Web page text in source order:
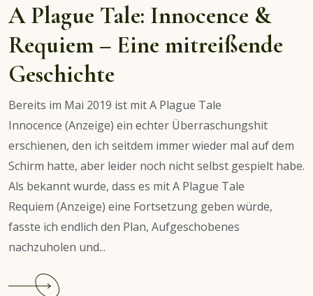
A Plague Tale: Innocence &
Requiem – Eine mitreißende
Geschichte
Bereits im Mai 2019 ist mit A Plague Tale
Innocence (Anzeige) ein echter Überraschungshit
erschienen, den ich seitdem immer wieder mal auf dem
Schirm hatte, aber leider noch nicht selbst gespielt habe.
Als bekannt wurde, dass es mit A Plague Tale
Requiem (Anzeige) eine Fortsetzung geben würde,
fasste ich endlich den Plan, Aufgeschobenes
nachzuholen und...